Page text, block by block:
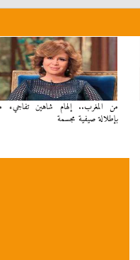
من المغرب.. إلهام شاهين تفاجيء
بإطلالة صيفية مجسمة